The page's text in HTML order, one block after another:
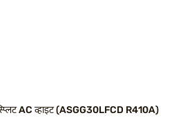
AC व्हाइट (ASGG30LFCD R410A)